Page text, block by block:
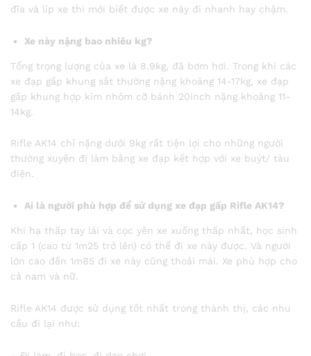
đĩa và líp xe thì mới biết được xe này đi nhanh hay chậm.
Xe này nặng bao nhiêu kg?
Tổng trọng lượng của xe là 8.9kg, đã bơm hơi. Trong khi các
xe đạp gấp khung sắt thường nặng khoảng 14-17kg, xe đạp
gấp khung hợp kim nhôm cỡ bánh 20inch nặng khoảng 11-
14kg.
Rifle AK14 chỉ nặng dưới 9kg rất tiện lợi cho những người
thường xuyên đi làm bằng xe đạp kết hợp với xe buýt/ tàu
điện.
Ai là người phù hợp để sử dụng xe đạp gấp Rifle AK14?
Khi hạ thấp tay lái và cọc yên xe xuống thấp nhất, học sinh
cấp 1 (cao từ 1m25 trở lên) có thể đi xe này được. Và người
lớn cao đến 1m85 đi xe này cũng thoải mái. Xe phù hợp cho
cả nam và nữ.
Rifle AK14 được sử dụng tốt nhất trong thành thị, các nhu
cầu đi lại như: